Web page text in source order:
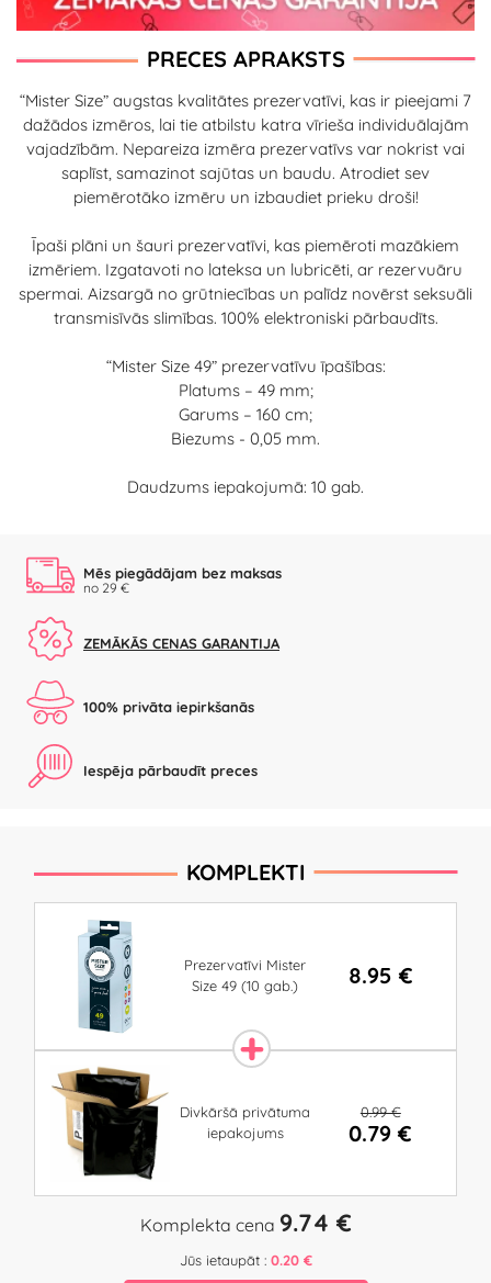
PRECES APRAKSTS
“Mister Size” augstas kvalitātes prezervatīvi, kas ir pieejami 7
dažādos izmēros, lai tie atbilstu katra vīrieša individuālajām
vajadzībām. Nepareiza izmēra prezervatīvs var nokrist vai
saplīst, samazinot sajūtas un baudu. Atrodiet sev
piemērotāko izmēru un izbaudiet prieku droši!
Īpaši plāni un šauri prezervatīvi, kas piemēroti mazākiem
izmēriem. Izgatavoti no lateksa un lubricēti, ar rezervuāru
spermai. Aizsargā no grūtniecības un palīdz novērst seksuāli
transmisīvās slimības. 100% elektroniski pārbaudīts.
“Mister Size 49” prezervatīvu īpašības:
Platums – 49 mm;
Garums – 160 cm;
Biezums - 0,05 mm.
Daudzums iepakojumā: 10 gab.
Mēs piegādājam bez maksas
no 29 €
ZEMĀKĀS CENAS GARANTIJA
100% privāta iepirkšanās
Iespēja pārbaudīt preces
KOMPLEKTI
Prezervatīvi Mister
Size 49 (10 gab.)
8.95 €
Divkāršā privātuma
iepakojums
0.99 €
0.79 €
Komplekta cena 9.74 €
Jūs ietaupāt : 0.20 €